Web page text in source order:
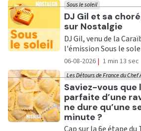
Ecouter
DJ Gil et sa
sur Nostalgie
Sous le soleil
DJ Gil, venu de la
l'émission Sous le
06-08-2026 | 1 min 13 sec
Ecouter
Saviez-vous que
parfaite d’une
ne dure qu’une
minute ?
Les Détours de France du Chef